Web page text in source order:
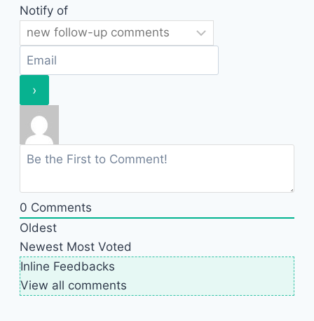
Notify of
0 Comments
Oldest
Newest Most Voted
Inline Feedbacks
View all comments